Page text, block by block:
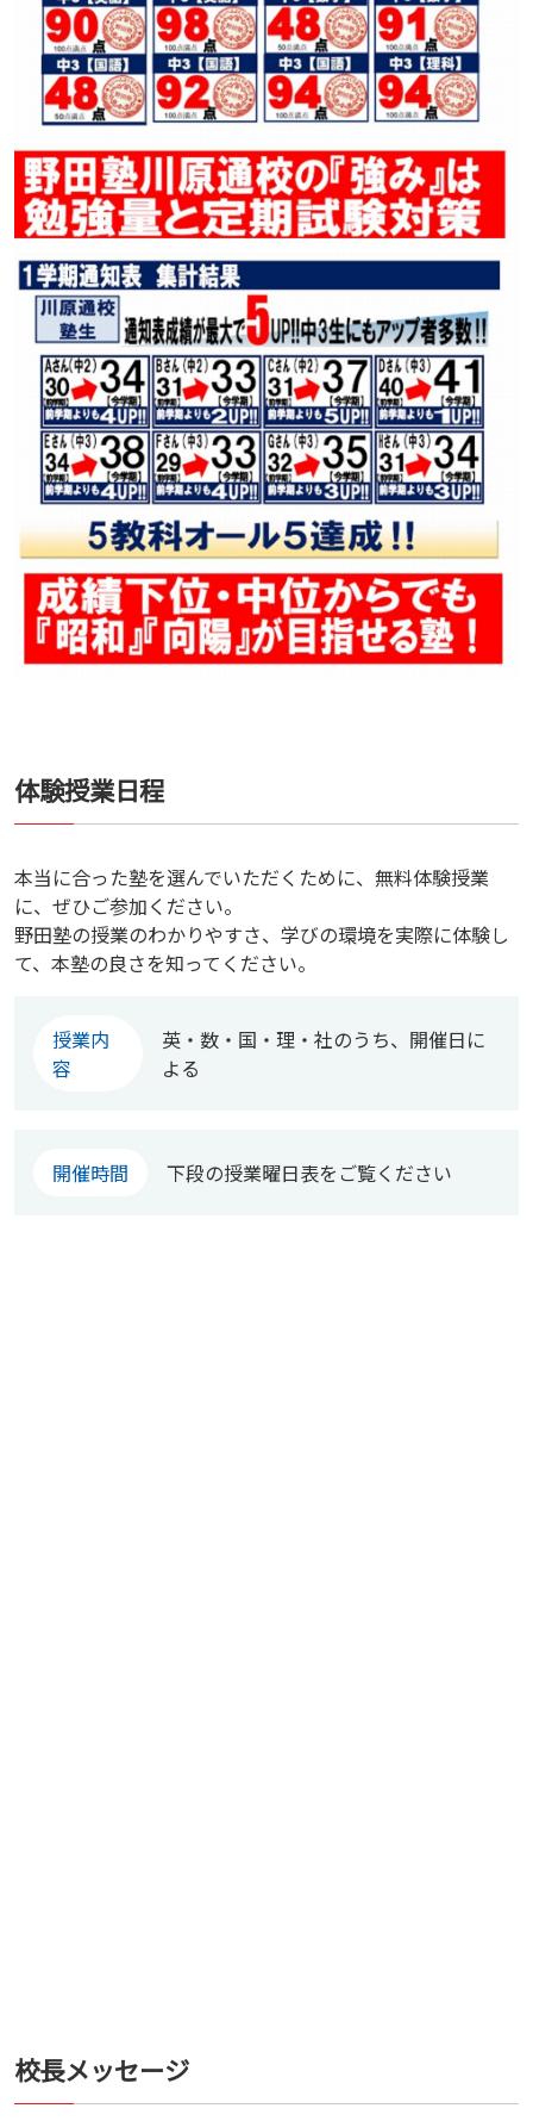
体験授業日程
本当に合った塾を選んでいただくために、無料体験授業
に、ぜひご参加ください。
野田塾の授業のわかりやすさ、学びの環境を実際に体験し
て、本塾の良さを知ってください。
授業内
容
英・数・国・理・社のうち、開催日に
よる
開催時間 下段の授業曜日表をご覧ください
校長メッセージ